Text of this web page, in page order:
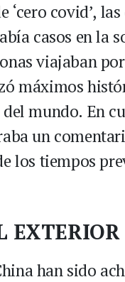
‘cero covid’,
casos en la
viajaban
máximos
mundo. En
un
los tiempos
EXTERIOR
han sido